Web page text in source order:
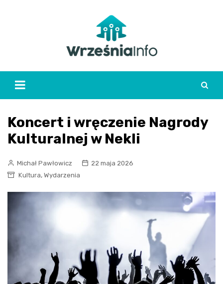
Koncert i wręczenie Nagrody
Kulturalnej w Nekli
Michał Pawłowicz
22 maja 2026
Kultura, Wydarzenia